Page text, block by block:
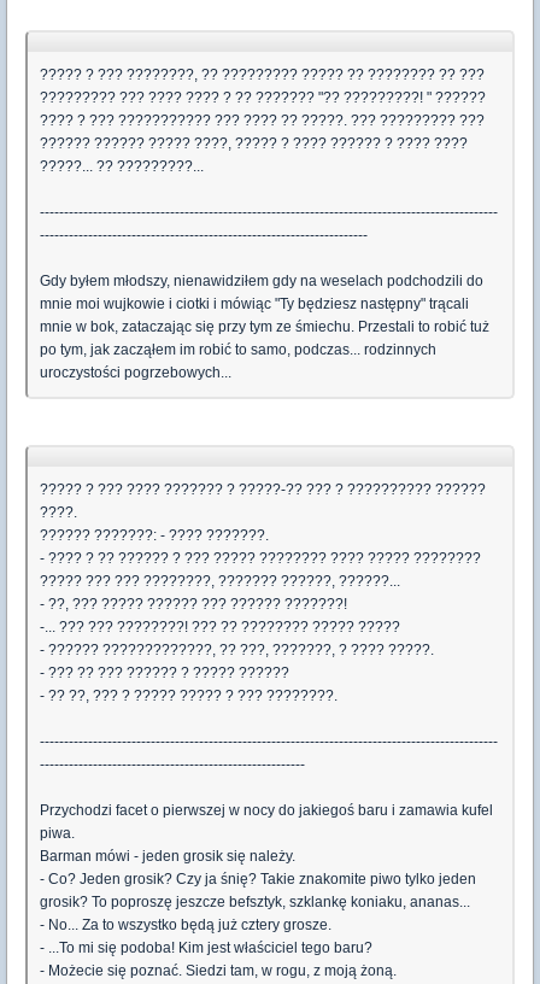
????? ? ??? ????????, ?? ????????? ????? ?? ???????? ?? ???
????????? ??? ???? ???? ? ?? ??????? "?? ?????????! " ??????
???? ? ??? ??????????? ??? ???? ?? ?????. ??? ????????? ???
?????? ?????? ????? ????, ????? ? ???? ?????? ? ???? ????
?????... ?? ?????????...
-----------------------------------------------------------------------------------------------
--------------------------------------------------------------------
Gdy byłem młodszy, nienawidziłem gdy na weselach podchodzili do
mnie moi wujkowie i ciotki i mówiąc "Ty będziesz następny" trącali
mnie w bok, zataczając się przy tym ze śmiechu. Przestali to robić tuż
po tym, jak zacząłem im robić to samo, podczas... rodzinnych
uroczystości pogrzebowych...
????? ? ??? ???? ??????? ? ?????-?? ??? ? ?????????? ??????
????.
?????? ???????: - ???? ???????.
- ???? ? ?? ?????? ? ??? ????? ???????? ???? ????? ????????
????? ??? ??? ????????, ??????? ??????, ??????...
- ??, ??? ????? ?????? ??? ?????? ???????!
-... ??? ??? ????????! ??? ?? ???????? ????? ?????
- ?????? ?????????????, ?? ???, ???????, ? ???? ?????.
- ??? ?? ??? ?????? ? ????? ??????
- ?? ??, ??? ? ????? ????? ? ??? ????????.
-----------------------------------------------------------------------------------------------
-------------------------------------------------------
Przychodzi facet o pierwszej w nocy do jakiegoś baru i zamawia kufel
piwa.
Barman mówi - jeden grosik się należy.
- Co? Jeden grosik? Czy ja śnię? Takie znakomite piwo tylko jeden
grosik? To poproszę jeszcze befsztyk, szklankę koniaku, ananas...
- No... Za to wszystko będą już cztery grosze.
- ...To mi się podoba! Kim jest właściciel tego baru?
- Możecie się poznać. Siedzi tam, w rogu, z moją żoną.